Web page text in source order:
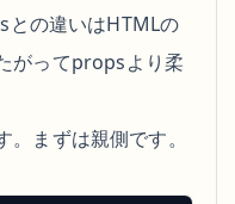
@input
の違いはHTMLの
がってpropsより柔
まずは親側です。